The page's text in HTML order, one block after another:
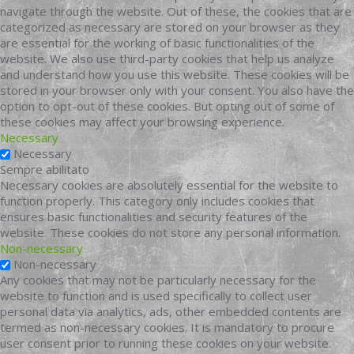
navigate through the website. Out of these, the cookies that are
categorized as necessary are stored on your browser as they
are essential for the working of basic functionalities of the
website. We also use third-party cookies that help us analyze
and understand how you use this website. These cookies will be
stored in your browser only with your consent. You also have the
option to opt-out of these cookies. But opting out of some of
these cookies may affect your browsing experience.
Necessary
Necessary
Sempre abilitato
Necessary cookies are absolutely essential for the website to
function properly. This category only includes cookies that
ensures basic functionalities and security features of the
website. These cookies do not store any personal information.
Non-necessary
Non-necessary
Any cookies that may not be particularly necessary for the
website to function and is used specifically to collect user
personal data via analytics, ads, other embedded contents are
termed as non-necessary cookies. It is mandatory to procure
user consent prior to running these cookies on your website.